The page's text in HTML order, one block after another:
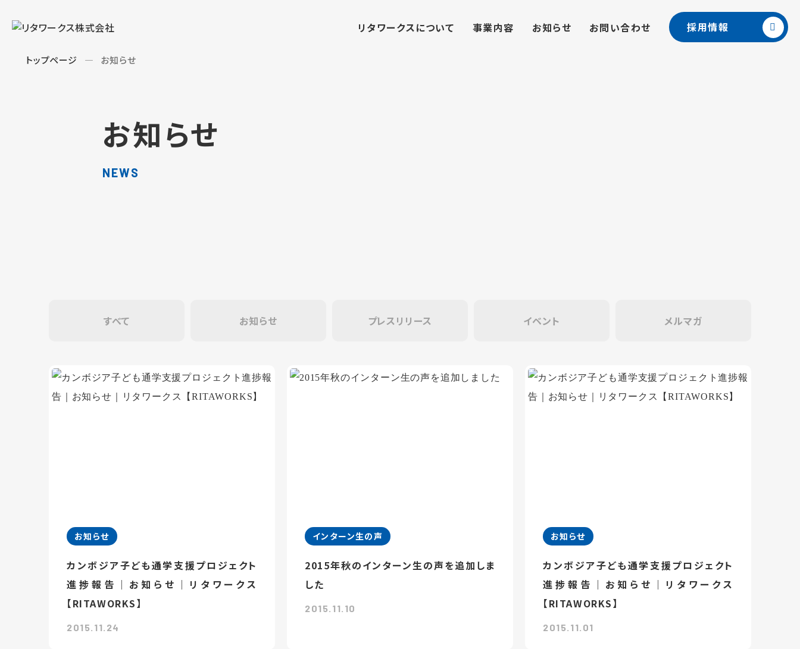
リタワークスについて 事業内容 お知らせ お問い合わせ 採用情報
トップページ お知らせ
お知らせ
NEWS
すべて お知らせ プレスリリース イベント メルマガ
お知らせ
カンボジア子ども通学支援プロジェクト
進捗報告｜お知らせ｜リタワークス
【RITAWORKS】
2015.11.24
インターン生の声
2015年秋のインターン生の声を追加しま
した
2015.11.10
お知らせ
カンボジア子ども通学支援プロジェクト
進捗報告｜お知らせ｜リタワークス
【RITAWORKS】
2015.11.01